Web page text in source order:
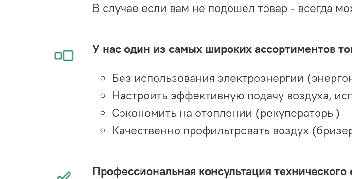
В случае если вам не подошел товар - всегда
У нас один из самых широких ассортиментов
Без использования электроэнергии
Настроить эффективную подачу воздуха,
Сэкономить на отоплении (рекуператоры)
Качественно профильтровать воздух
Профессиональная консультация